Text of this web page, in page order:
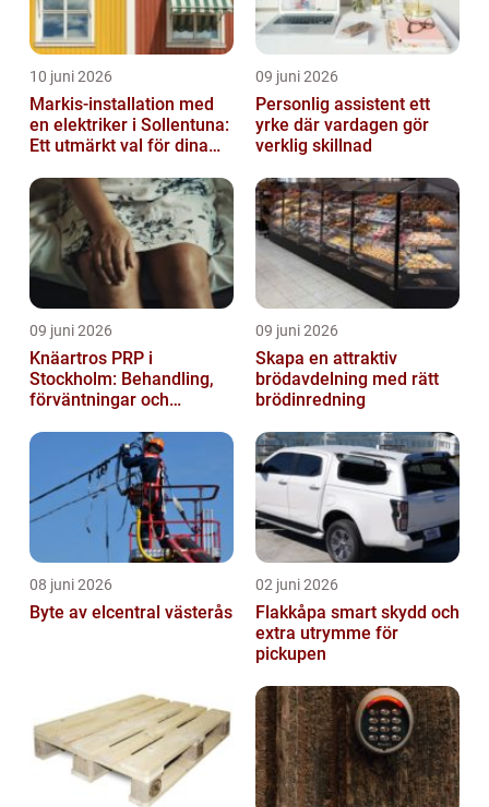
10 juni 2026
Markis-installation med
en elektriker i Sollentuna:
Ett utmärkt val för dina
09 juni 2026
Personlig assistent ett
yrke där vardagen gör
verklig skillnad
09 juni 2026
Knäartros PRP i
Stockholm: Behandling,
förväntningar och
09 juni 2026
Skapa en attraktiv
brödavdelning med rätt
brödinredning
08 juni 2026
Byte av elcentral västerås
02 juni 2026
Flakkåpa smart skydd och
extra utrymme för
pickupen